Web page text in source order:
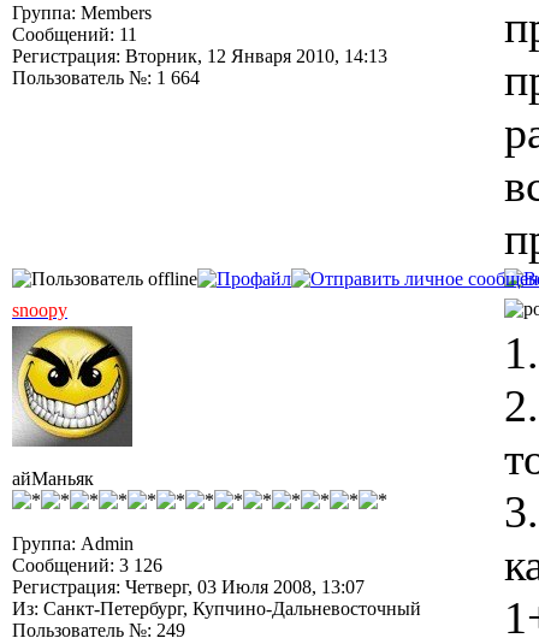
Группа: Members
Сообщений: 11
Регистрация: Вторник, 12 Января 2010, 14:13
Пользователь №: 1 664
snoopy
айМаньяк
Группа: Admin
Сообщений: 3 126
Регистрация: Четверг, 03 Июля 2008, 13:07
Из: Санкт-Петербург, Купчино-Дальневосточный
Пользователь №: 249